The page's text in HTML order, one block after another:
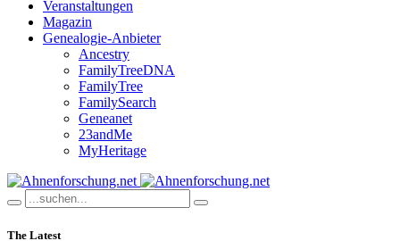
Veranstaltungen
Magazin
Genealogie-Anbieter
Ancestry
FamilyTreeDNA
FamilyTree
FamilySearch
Geneanet
23andMe
MyHeritage
The Latest